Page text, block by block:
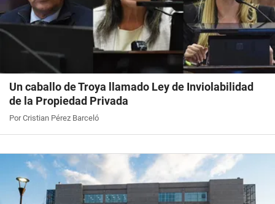
Un caballo de Troya llamado Ley de Inviolabilidad
de la Propiedad Privada
Por Cristian Pérez Barceló